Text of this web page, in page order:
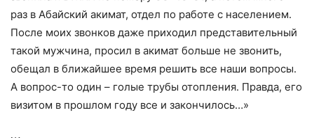
раз в Абайский акимат, отдел по работе с населением.
После моих звонков даже приходил представительный
такой мужчина, просил в акимат больше не звонить,
обещал в ближайшее время решить все наши вопросы.
А вопрос-то один – голые трубы отопления. Правда, его
визитом в прошлом году все и закончилось…»